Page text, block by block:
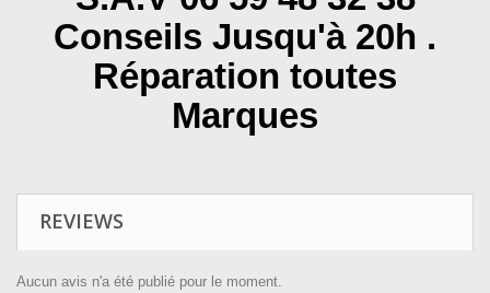
Conseils Jusqu'à 20h .
Réparation toutes
Marques
REVIEWS
Aucun avis n'a été publié pour le moment.